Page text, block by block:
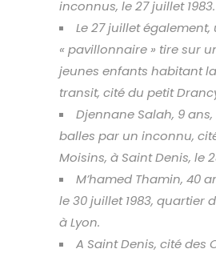
inconnus, le 27 juillet 1983.
Le 27 juillet également,
« pavillonnaire » tire sur
jeunes enfants habitant
transit, cité du petit
Djennane Salah, 9
balles par un inconnu,
Moisins, à Saint Denis, le
M’hamed Thamin, 40
le 30 juillet 1983, quartier
à Lyon.
A Saint Denis, cité des
Suivre l’actualité de